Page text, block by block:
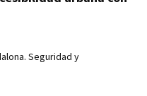
Seguridad y